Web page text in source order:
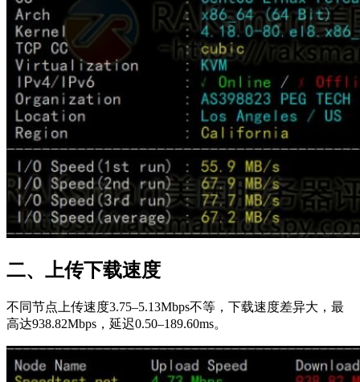
二、上传下载速度
不同节点上传速度3.75–5.13Mbps不等，下载速度差异大，最
高达938.82Mbps，延迟0.50–189.60ms。